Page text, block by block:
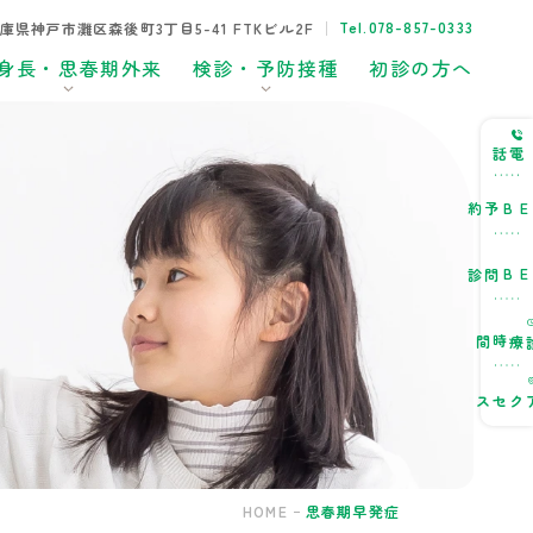
県神戸市灘区森後町3丁目5-41 FTKビル2F Tel.078-857-0333
長・思春期外来 検診・予防接種 初診の方へ
HOME 思春期早発症
電話
WEB予約
WEB問診
診療時間
アクセス